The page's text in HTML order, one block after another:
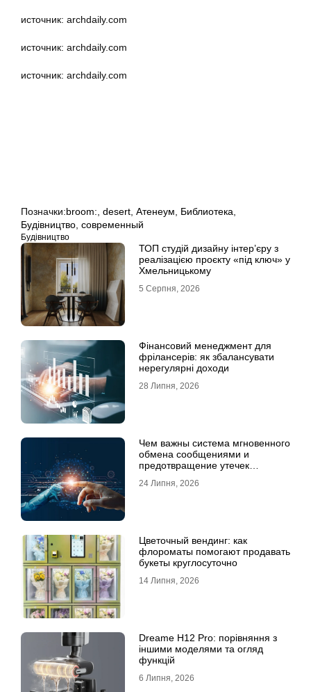
источник: archdaily.com
источник: archdaily.com
источник: archdaily.com
Позначки:broom:, desert, Атенеум, Библиотека,
Будівництво, современный
Будівництво
ТОП студій дизайну інтер’єру з
реалізацією проєкту «під ключ» у
Хмельницькому
5 Серпня, 2026
Фінансовий менеджмент для
фрілансерів: як збалансувати
нерегулярні доходи
28 Липня, 2026
Чем важны система мгновенного
обмена сообщениями и
предотвращение утечек
24 Липня, 2026
Цветочный вендинг: как
флороматы помогают продавать
букеты круглосуточно
14 Липня, 2026
Dreame H12 Pro: порівняння з
іншими моделями та огляд
функцій
6 Липня, 2026